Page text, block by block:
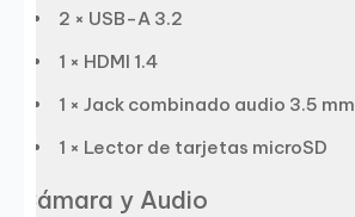
2 × USB-A 3.2
1 × HDMI 1.4
1 × Jack combinado audio 3.5 mm
1 × Lector de tarjetas microSD
Cámara y Audio